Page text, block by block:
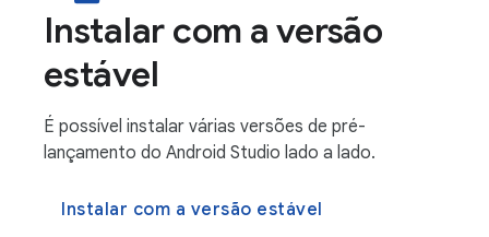
Instalar com a versão
estável
É possível instalar várias versões de pré-
lançamento do Android Studio lado a lado.
Instalar com a versão estável